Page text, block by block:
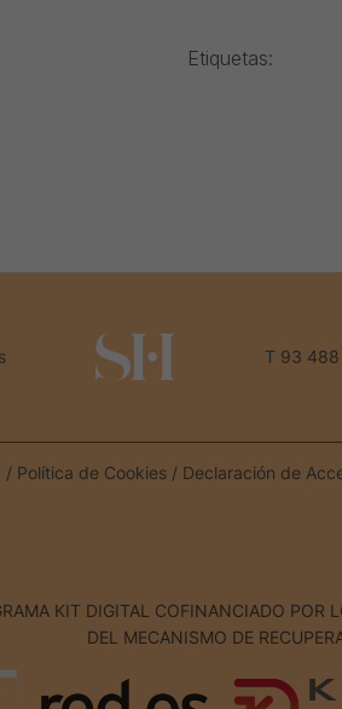
Etiquetas:
T 93
/ Política de Cookies/ Declaración de
KIT DIGITAL COFINANCIADO POR
DEL MECANISMO DE